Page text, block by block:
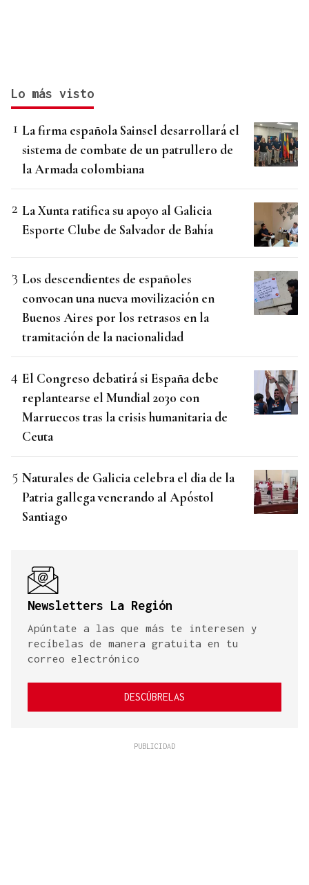
Lo más visto
La firma española Sainsel desarrollará el
sistema de combate de un patrullero de
la Armada colombiana
La Xunta ratifica su apoyo al Galicia
Esporte Clube de Salvador de Bahía
Los descendientes de españoles
convocan una nueva movilización en
Buenos Aires por los retrasos en la
tramitación de la nacionalidad
El Congreso debatirá si España debe
replantearse el Mundial 2030 con
Marruecos tras la crisis humanitaria de
Ceuta
Naturales de Galicia celebra el dia de la
Patria gallega venerando al Apóstol
Santiago
Newsletters La Región
Apúntate a las que más te interesen y
recíbelas de manera gratuita en tu
correo electrónico
DESCÚBRELAS